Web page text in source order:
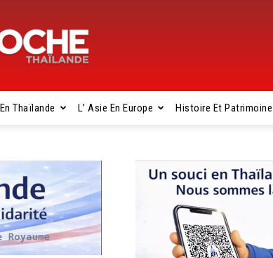
Thaïlande L’ Asie En Europe Histoire Et Patrimoine